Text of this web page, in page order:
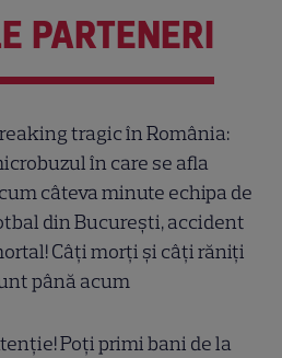
PARTENERI
tragic în România:
în care se afla
câteva minute echipa de
din București, accident
Câți morți și câți răniți
până acum
Poți primi bani de la